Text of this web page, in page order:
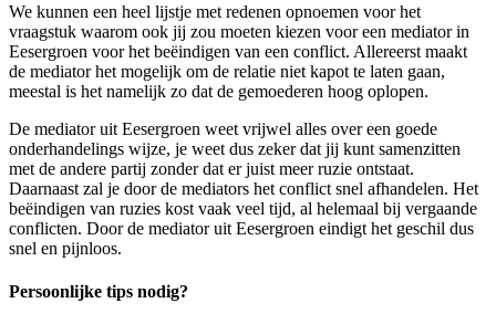
We kunnen een heel lijstje met redenen opnoemen voor het
vraagstuk waarom ook jij zou moeten kiezen voor een mediator in
Eesergroen voor het beëindigen van een conflict. Allereerst maakt
de mediator het mogelijk om de relatie niet kapot te laten gaan,
meestal is het namelijk zo dat de gemoederen hoog oplopen.
De mediator uit Eesergroen weet vrijwel alles over een goede
onderhandelings wijze, je weet dus zeker dat jij kunt samenzitten
met de andere partij zonder dat er juist meer ruzie ontstaat.
Daarnaast zal je door de mediators het conflict snel afhandelen. Het
beëindigen van ruzies kost vaak veel tijd, al helemaal bij vergaande
conflicten. Door de mediator uit Eesergroen eindigt het geschil dus
snel en pijnloos.
Persoonlijke tips nodig?